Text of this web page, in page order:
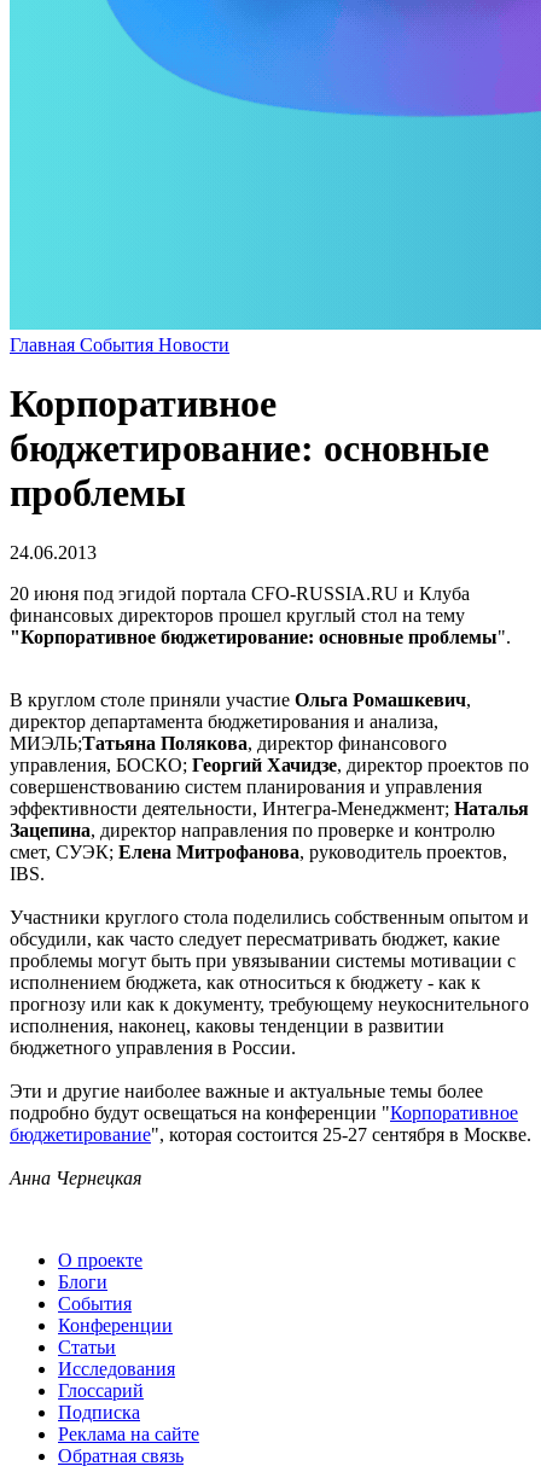
Главная События Новости
Корпоративное
бюджетирование: основные
проблемы
24.06.2013
20 июня под эгидой портала CFO-RUSSIA.RU и Клуба
финансовых директоров прошел круглый стол на тему
"Корпоративное бюджетирование: основные проблемы".
В круглом столе приняли участие Ольга Ромашкевич,
директор департамента бюджетирования и анализа,
МИЭЛЬ;Татьяна Полякова, директор финансового
управления, БОСКО; Георгий Хачидзе, директор проектов по
совершенствованию систем планирования и управления
эффективности деятельности, Интегра-Менеджмент; Наталья
Зацепина, директор направления по проверке и контролю
смет, СУЭК; Елена Митрофанова, руководитель проектов,
IBS.
Участники круглого стола поделились собственным опытом и
обсудили, как часто следует пересматривать бюджет, какие
проблемы могут быть при увязывании системы мотивации с
исполнением бюджета, как относиться к бюджету - как к
прогнозу или как к документу, требующему неукоснительного
исполнения, наконец, каковы тенденции в развитии
бюджетного управления в России.
Эти и другие наиболее важные и актуальные темы более
подробно будут освещаться на конференции "Корпоративное
бюджетирование", которая состоится 25-27 сентября в Москве.
Анна Чернецкая
О проекте
Блоги
События
Конференции
Статьи
Исследования
Глоссарий
Подписка
Реклама на сайте
Обратная связь